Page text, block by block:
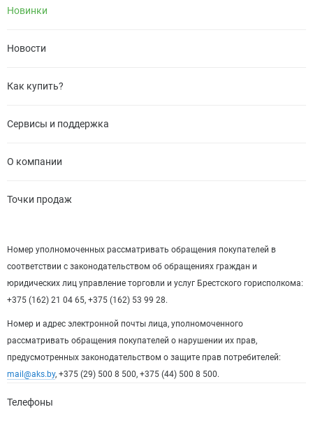
Новинки
Новости
Как купить?
Сервисы и поддержка
О компании
Точки продаж
Номер уполномоченных рассматривать обращения покупателей в
соответствии с законодательством об обращениях граждан и
юридических лиц управление торговли и услуг Брестского горисполкома:
+375 (162) 21 04 65, +375 (162) 53 99 28.
Номер и адрес электронной почты лица, уполномоченного
рассматривать обращения покупателей о нарушении их прав,
предусмотренных законодательством о защите прав потребителей:
mail@aks.by, +375 (29) 500 8 500, +375 (44) 500 8 500.
Телефоны